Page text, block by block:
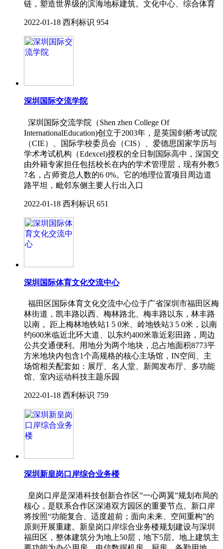
链，塑造世界级的滨海地标建筑。文化中心、综合体育
2022-01-18 西利标识 954
深圳国际交流学院
深圳国际交流学院（Shen zhen College Of
InternationalEducation)创立于2003年，是英国剑桥考试院
（CIE）、国际学校委员会（CIS）、爱德思国家学历与
学术考试机构（Edexcel)授权的全日制国际高中，深国交
由外籍专家担任包括校长在内的学术管理层，现有外教5
7名，占师资总人数的6 0%。它的地理位置项目周边道
路平坦，毗邻东侧主要人行出入口
2022-01-18 西利标识 651
深圳国际体育文化交流中心
福田区国际体育文化交流中心位于广省深圳市福田区梅
林街道，凯丰路以西、梅林路北、梅丰路以东，林丰路
以南， 距上梅林地铁站1 5 0米、岭地铁站3 5 0米，以南
约600米临近北环大道、以东约400米靠近彩田路，周边
公共交通便利。用地分为两个地块，总占地面积8773平
方米地块内包含1个高规格的核心主场馆，IN空间、主
场馆相关配套如：展厅、名人堂、新闻发布厅、多功能
馆、室内运动科技主题乐园
2022-01-18 西利标识 759
深圳新皇岗口岸综合业务楼
皇岗口岸是深港科技创新合作区”一心两翼”规划布局的
核心，是联系合作区深港双方园区的重要节点。新口岸
将按照“功能复合、适度超前；面向未来、空间重构”的
原则开展重建。新皇岗口岸综合业务楼规划建设与深圳
福田区，整体建筑分为地上50层，地下5层。地上建筑主